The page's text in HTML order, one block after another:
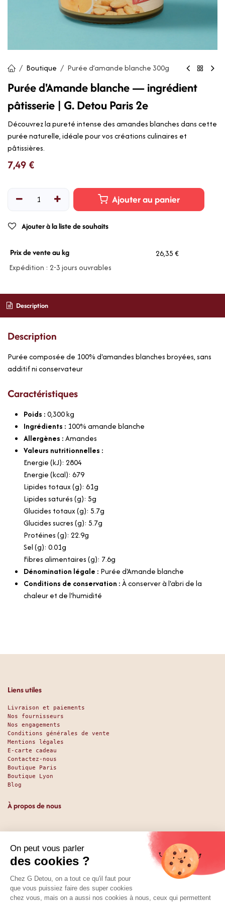
Boutique Purée d’amande blanche 300g
Purée d'Amande blanche — ingrédient
pâtisserie | G. Detou Paris 2e
Découvrez la pureté intense des amandes blanches dans cette
purée naturelle, idéale pour vos créations culinaires et
pâtissières.
7,49 €
Ajouter au panier
Ajouter à la liste de souhaits
Prix de vente au kg
26,35 €
Expédition : 2-3 jours ouvrables
Description
Description
Purée composée de 100% d'amandes blanches broyées, sans
additif ni conservateur
Caractéristiques
Poids :0,300kg
Ingrédients : 100% amande blanche
Allergènes :Amandes
Valeurs nutritionnelles :
Energie (kJ): 2804
Energie (kcal): 679
Lipides totaux (g): 61g
Lipides saturés (g): 5g
Glucides totaux (g): 5.7g
Glucides sucres (g): 5.7g
Protéines (g): 22.9g
Sel (g): 0.01g
Fibres alimentaires (g): 7.6g
Dénomination légale : Purée d'Amande blanche
Conditions de conservation :À conserver à l'abri de la
chaleur et de l'humidité
Liens utiles
Livraison et paiements
Nos fournisseurs
Nos engagements
Conditions générales de vente
Mentions légales
E-carte cadeau
Contactez-nous
Boutique Paris
Boutique Lyon
Blog
À propos de nous
Depuis 1951, nous accueillons les gourmands et les gourmets
en leur promettant des produits de qualité au meilleur
prix. Que vous soyez des pros ou des particuliers, que vous
cherchiez du sucré ou du salé, nous avons sans doute ce
qu’il vous faut. Et même des choses que vous ne soupçonniez
pas. La boutique existe depuis 1951, la vente en ligne
depuis 2025.